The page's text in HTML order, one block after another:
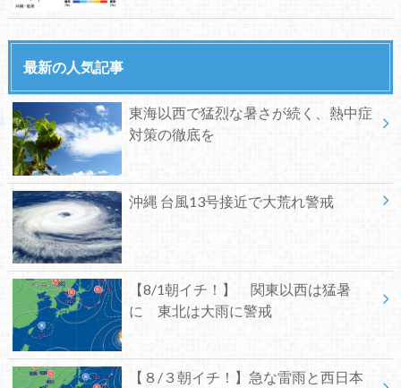
最新の人気記事
東海以西で猛烈な暑さが続く、熱中症
対策の徹底を
沖縄 台風13号接近で大荒れ警戒
【8/1朝イチ！】 関東以西は猛暑
に 東北は大雨に警戒
【８/３朝イチ！】急な雷雨と西日本